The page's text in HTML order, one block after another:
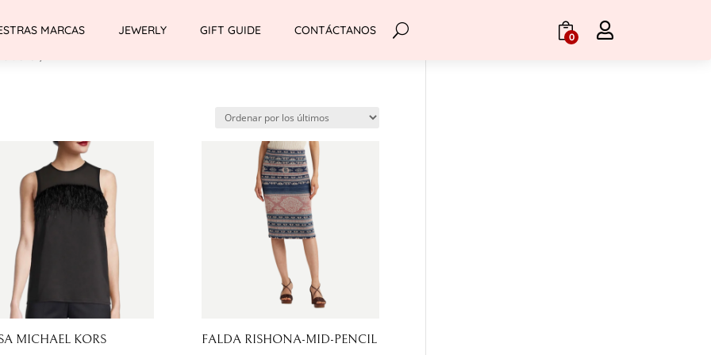
MARCAS JEWERLY GIFT GUIDE CONTÁCTANOS 0 
MICHAEL KORS
FALDA RISHONA-MID-PENCIL